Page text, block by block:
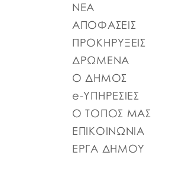
ΝΕΑ
ΑΠΟΦΑΣΕΙΣ
ΠΡΟΚΗΡΥΞΕΙΣ
ΔΡΩΜΕΝΑ
Ο ΔΗΜΟΣ
e-ΥΠΗΡΕΣΙΕΣ
Ο ΤΟΠΟΣ ΜΑΣ
ΕΠΙΚΟΙΝΩΝΙΑ
ΕΡΓΑ ΔΗΜΟΥ